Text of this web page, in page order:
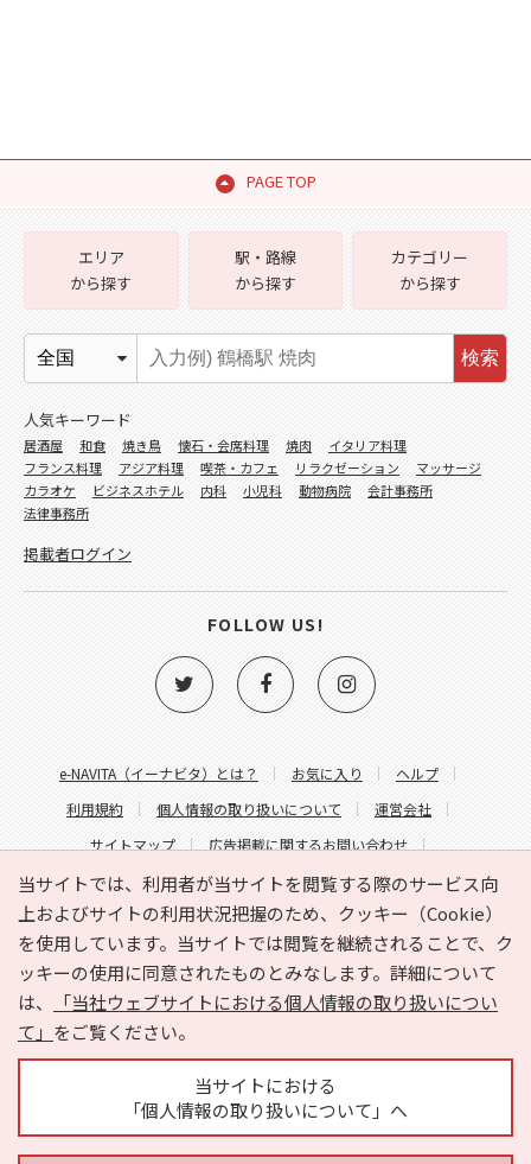
PAGE TOP
当サイトでは、利用者が当サイトを閲覧する際のサービス向
上およびサイトの利用状況把握のため、クッキー（Cookie）
を使用しています。当サイトでは閲覧を継続されることで、ク
ッキーの使用に同意されたものとみなします。詳細について
は、
「当社ウェブサイトにおける個人情報の取り扱いについ
て」 をご覧ください。
当サイトにおける
「個人情報の取り扱いについて」へ
e-NAVITA（イーナビタ）とは？ お気に入り
ヘルプ
利用規約
個人情報の取り扱いについて
運営会社
サイトマップ
広告掲載に関するお問い合わせ
サイトの内容に関するお問い合わせ
エリア
から探す
駅・路線
から探す
カテゴリー
から探す
検索
人気キーワード
居酒屋 和食 焼き鳥 懐石・会席料理 焼肉
イタリア料理
フランス料理
アジア料理 喫茶・カフェ リラクゼーション
マッサージ
カラオケ
ビジネスホテル 内科 小児科 動物病院
会計事務所
法律事務所
掲載者ログイン
FOLLOW US!
Copyright © HYOJITO.Co.,Ltd. All Rights Reserved.